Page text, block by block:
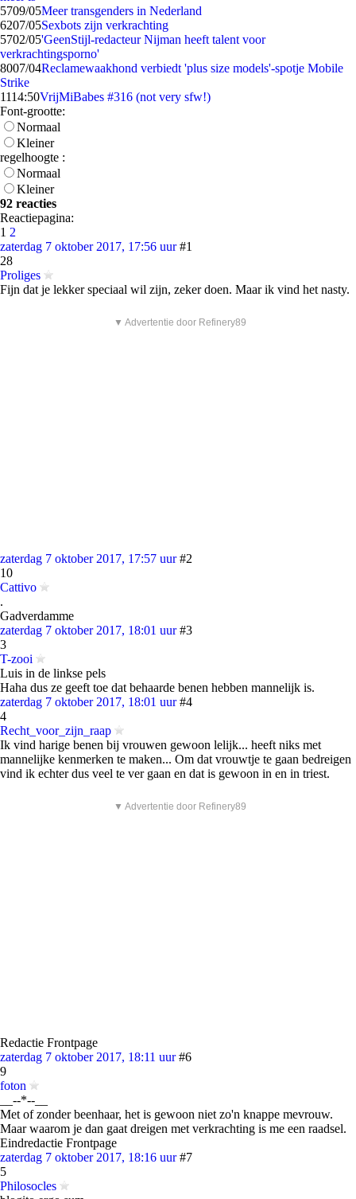
5709/05Meer transgenders in Nederland
6207/05Sexbots zijn verkrachting
5702/05'GeenStijl-redacteur Nijman heeft talent voor
verkrachtingsporno'
8007/04Reclamewaakhond verbiedt 'plus size models'-spotje Mobile
Strike
1114:50VrijMiBabes #316 (not very sfw!)
Font-grootte:
Normaal
Kleiner
regelhoogte :
Normaal
Kleiner
92 reacties
Reactiepagina:
1 2
zaterdag 7 oktober 2017, 17:56 uur #1
28
Proliges
Fijn dat je lekker speciaal wil zijn, zeker doen. Maar ik vind het nasty.
▼ Advertentie door Refinery89
zaterdag 7 oktober 2017, 17:57 uur #2
10
Cattivo
.
Gadverdamme
zaterdag 7 oktober 2017, 18:01 uur #3
3
T-zooi
Luis in de linkse pels
Haha dus ze geeft toe dat behaarde benen hebben mannelijk is.
zaterdag 7 oktober 2017, 18:01 uur #4
4
Recht_voor_zijn_raap
Ik vind harige benen bij vrouwen gewoon lelijk... heeft niks met
mannelijke kenmerken te maken... Om dat vrouwtje te gaan bedreigen
vind ik echter dus veel te ver gaan en dat is gewoon in en in triest.
▼ Advertentie door Refinery89
Redactie Frontpage
zaterdag 7 oktober 2017, 18:11 uur #6
9
foton
__--*--__
Met of zonder beenhaar, het is gewoon niet zo'n knappe mevrouw.
Maar waarom je dan gaat dreigen met verkrachting is me een raadsel.
Eindredactie Frontpage
zaterdag 7 oktober 2017, 18:16 uur #7
5
Philosocles